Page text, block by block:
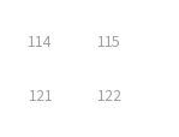
114 115
121 122